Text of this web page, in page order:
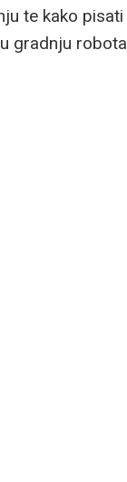
te kako pisati
gradnju robota